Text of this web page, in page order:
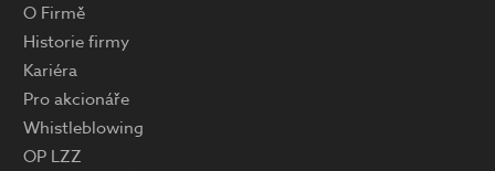
O Firmě
Historie firmy
Kariéra
Pro akcionáře
Whistleblowing
OP LZZ